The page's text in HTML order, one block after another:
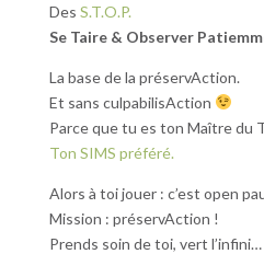
Des S.T.O.P.
Se Taire & Observer
La base de la préservAction.
Et sans culpabilisAction
Parce que tu es ton Maître du
Ton SIMS préféré.
Alors à toi jouer : c’est open
Mission : préservAction !
Prends soin de toi, vert